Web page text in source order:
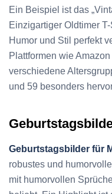
Ein Beispiel ist das
Einzigartiger Oldtimer
Humor und Stil perfekt
Plattformen wie
verschiedene
und 59 besonders
Geburtstagsbilder für
robustes und
mit humorvollen